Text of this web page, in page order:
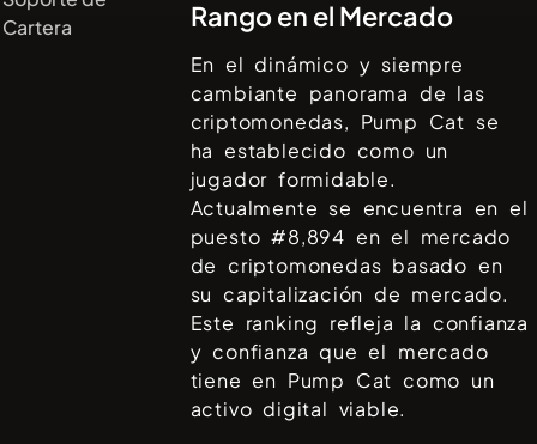
Cartera
Rango en el Mercado
En el dinámico y siempre
cambiante panorama de las
criptomonedas, Pump Cat se
ha establecido como un
jugador formidable.
Actualmente se encuentra en el
puesto #8,894 en el mercado
de criptomonedas basado en
su capitalización de mercado.
Este ranking refleja la confianza
y confianza que el mercado
tiene en Pump Cat como un
activo digital viable.